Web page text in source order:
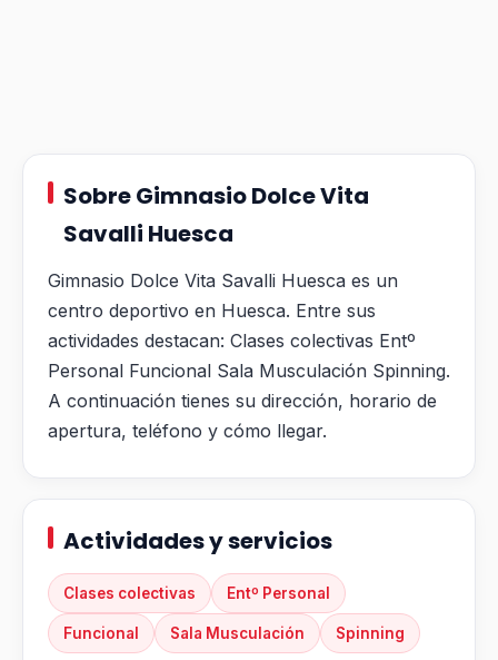
Sobre Gimnasio Dolce Vita
Savalli Huesca
Gimnasio Dolce Vita Savalli Huesca es un
centro deportivo en Huesca. Entre sus
actividades destacan: Clases colectivas Entº
Personal Funcional Sala Musculación Spinning.
A continuación tienes su dirección, horario de
apertura, teléfono y cómo llegar.
Actividades y servicios
Clases colectivas Entº Personal
Funcional Sala Musculación Spinning